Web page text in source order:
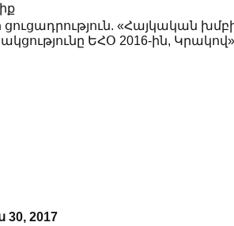
ցուցադրություն. «Հայկական
ԵՀՕ 2016-ին, Կրակով»
30, 2017